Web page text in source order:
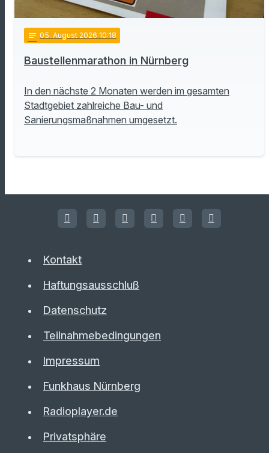
notes 05. August 2026 10:18
Baustellenmarathon in Nürnberg
In den nächste 2 Monaten werden im gesamten
Stadtgebiet zahlreiche Bau- und
Sanierungsmaßnahmen umgesetzt.
Kontakt
Haftungsausschluß
Datenschutz
Teilnahmebedingungen
Impressum
Funkhaus Nürnberg
Radioplayer.de
Privatsphäre